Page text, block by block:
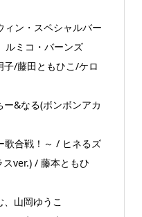
ン・スペシャルバー
ルミコ・バーンズ
/藤田ともひこ/ケロ
&なる(ボンボンアカ
歌合戦！～ / ヒネるズ
ver.) / 藤本ともひ
山岡ゆうこ